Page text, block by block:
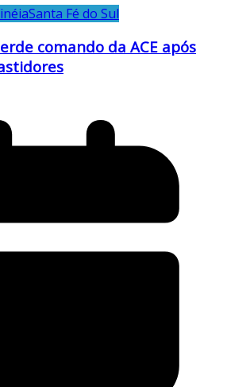
Santa Fé do Sul
comando da ACE após